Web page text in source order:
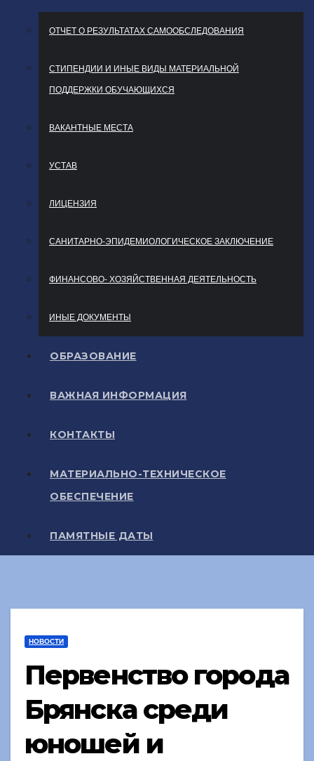
ОТЧЕТ О РЕЗУЛЬТАТАХ САМООБСЛЕДОВАНИЯ
СТИПЕНДИИ И ИНЫЕ ВИДЫ МАТЕРИАЛЬНОЙ
ПОДДЕРЖКИ ОБУЧАЮЩИХСЯ
ВАКАНТНЫЕ МЕСТА
УСТАВ
ЛИЦЕНЗИЯ
САНИТАРНО-ЭПИДЕМИОЛОГИЧЕСКОЕ ЗАКЛЮЧЕНИЕ
ФИНАНСОВО- ХОЗЯЙСТВЕННАЯ ДЕЯТЕЛЬНОСТЬ
ИНЫЕ ДОКУМЕНТЫ
ОБРАЗОВАНИЕ
ВАЖНАЯ ИНФОРМАЦИЯ
КОНТАКТЫ
МАТЕРИАЛЬНО-ТЕХНИЧЕСКОЕ
ОБЕСПЕЧЕНИЕ
ПАМЯТНЫЕ ДАТЫ
НОВОСТИ
Первенство города
Брянска среди
юношей и